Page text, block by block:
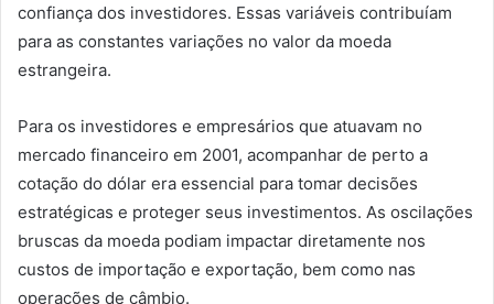
confiança dos investidores. Essas variáveis contribuíam
para as constantes variações no valor da moeda
estrangeira.
Para os investidores e empresários que atuavam no
mercado financeiro em 2001, acompanhar de perto a
cotação do dólar era essencial para tomar decisões
estratégicas e proteger seus investimentos. As oscilações
bruscas da moeda podiam impactar diretamente nos
custos de importação e exportação, bem como nas
operações de câmbio.